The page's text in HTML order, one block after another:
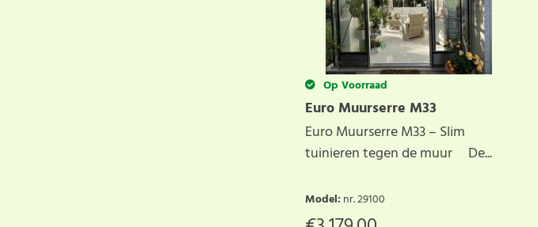
Op Voorraad
Euro Muurserre M33
Euro Muurserre M33 – Slim
tuinieren tegen de muur De...
Model: nr. 29100